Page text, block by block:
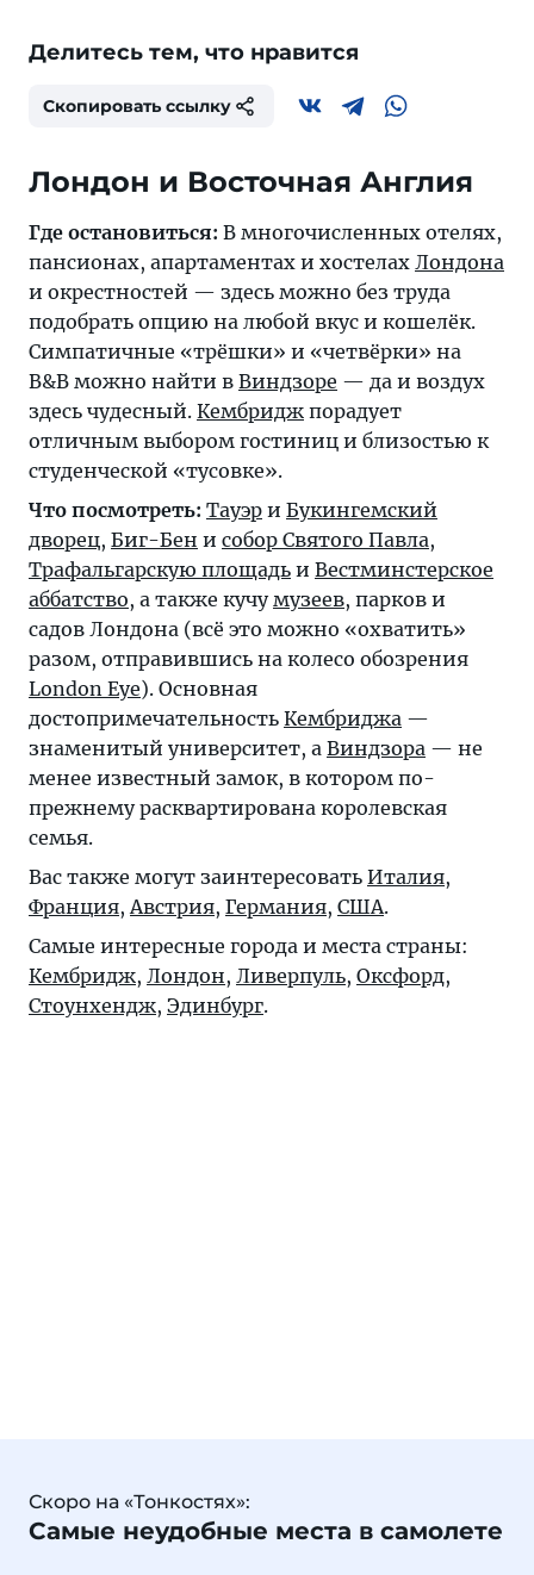
Делитесь тем, что нравится
Скопировать ссылку
Лондон и Восточная Англия
Где остановиться: В многочисленных отелях,
пансионах, апартаментах и хостелах Лондона
и окрестностей — здесь можно без труда
подобрать опцию на любой вкус и кошелёк.
Симпатичные «трёшки» и «четвёрки» на
B&B можно найти в Виндзоре — да и воздух
здесь чудесный. Кембридж порадует
отличным выбором гостиниц и близостью к
студенческой «тусовке».
Что посмотреть: Тауэр и Букингемский
дворец, Биг-Бен и собор Святого Павла,
Трафальгарскую площадь и Вестминстерское
аббатство, а также кучумузеев, парков и
садов Лондона (всё это можно «охватить»
разом, отправившись на колесо обозрения
London Eye). Основная
достопримечательность Кембриджа —
знаменитый университет, а Виндзора — не
менее известный замок, в котором по-
прежнему расквартирована королевская
семья.
Вас также могут заинтересовать Италия,
Франция,Австрия, Германия, США.
Самые интересные города и места страны:
Кембридж, Лондон, Ливерпуль, Оксфорд,
Стоунхендж, Эдинбург.
Скоро на «Тонкостях»:
Самые неудобные места в самолете